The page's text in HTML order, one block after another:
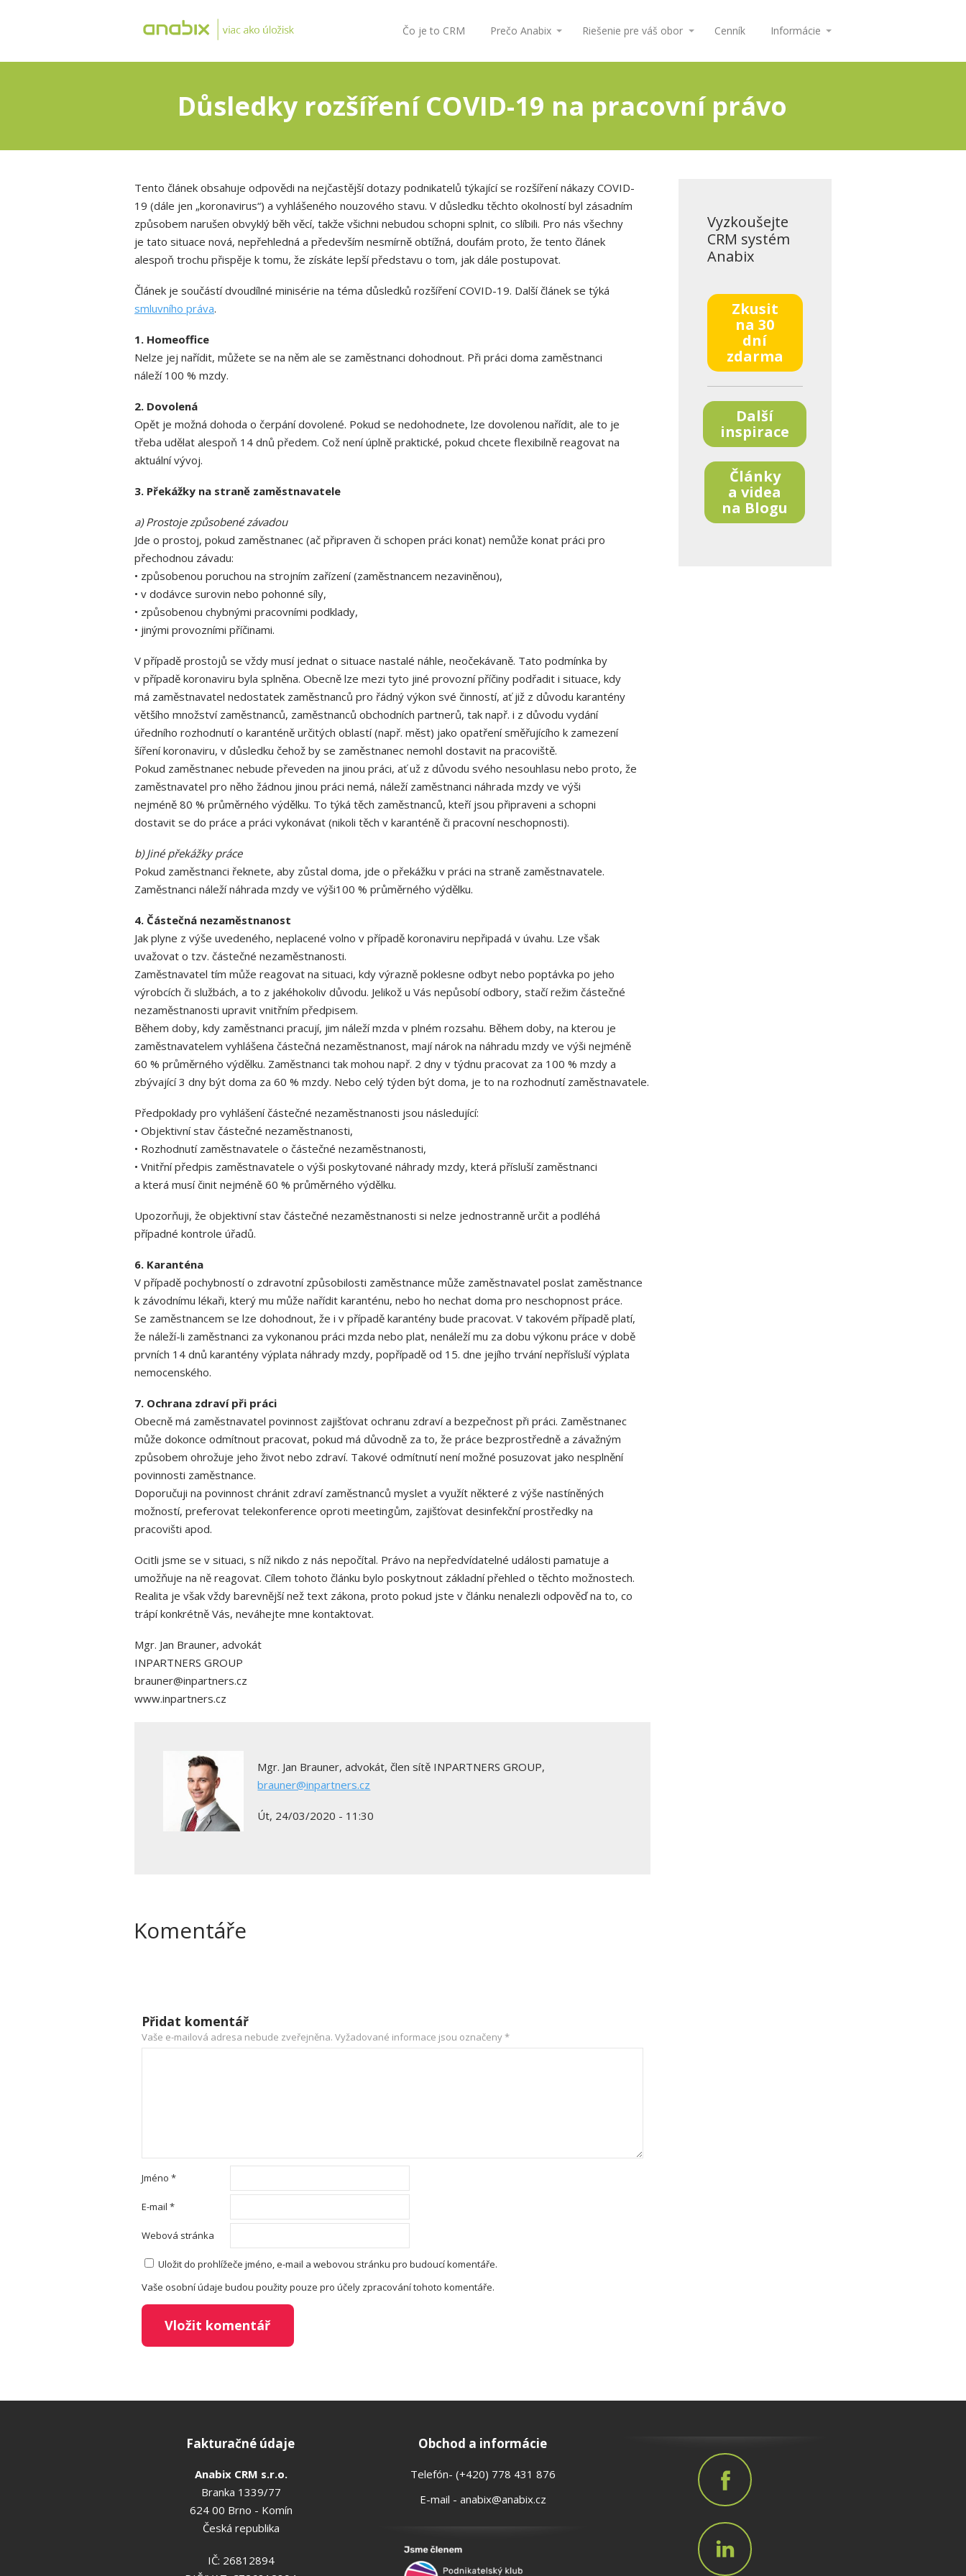
Čo je to CRM Prečo Anabix Riešenie pre váš obor Cenník Informácie
Důsledky rozšíření COVID-19 na pracovní právo
Tento článek obsahuje odpovědi na nejčastější dotazy podnikatelů týkající se rozšíření nákazy COVID-
19 (dále jen „koronavirus“) a vyhlášeného nouzového stavu. V důsledku těchto okolností byl zásadním
způsobem narušen obvyklý běh věcí, takže všichni nebudou schopni splnit, co slíbili. Pro nás všechny
je tato situace nová, nepřehledná a především nesmírně obtížná, doufám proto, že tento článek
alespoň trochu přispěje k tomu, že získáte lepší představu o tom, jak dále postupovat.
Článek je součástí dvoudílné minisérie na téma důsledků rozšíření COVID-19. Další článek se týká
smluvního práva.
1. Homeoffice
Nelze jej nařídit, můžete se na něm ale se zaměstnanci dohodnout. Při práci doma zaměstnanci
náleží 100 % mzdy.
2. Dovolená
Opět je možná dohoda o čerpání dovolené. Pokud se nedohodnete, lze dovolenou nařídit, ale to je
třeba udělat alespoň 14 dnů předem. Což není úplně praktické, pokud chcete flexibilně reagovat na
aktuální vývoj.
3. Překážky na straně zaměstnavatele
a) Prostoje způsobené závadou
Jde o prostoj, pokud zaměstnanec (ač připraven či schopen práci konat) nemůže konat práci pro
přechodnou závadu:
• způsobenou poruchou na strojním zařízení (zaměstnancem nezaviněnou),
• v dodávce surovin nebo pohonné síly,
• způsobenou chybnými pracovními podklady,
• jinými provozními příčinami.
V případě prostojů se vždy musí jednat o situace nastalé náhle, neočekávaně. Tato podmínka by
v případě koronaviru byla splněna. Obecně lze mezi tyto jiné provozní příčiny podřadit i situace, kdy
má zaměstnavatel nedostatek zaměstnanců pro řádný výkon své činností, ať již z důvodu karantény
většího množství zaměstnanců, zaměstnanců obchodních partnerů, tak např. i z důvodu vydání
úředního rozhodnutí o karanténě určitých oblastí (např. měst) jako opatření směřujícího k zamezení
šíření koronaviru, v důsledku čehož by se zaměstnanec nemohl dostavit na pracoviště.
Pokud zaměstnanec nebude převeden na jinou práci, ať už z důvodu svého nesouhlasu nebo proto, že
zaměstnavatel pro něho žádnou jinou práci nemá, náleží zaměstnanci náhrada mzdy ve výši
nejméně 80 % průměrného výdělku. To týká těch zaměstnanců, kteří jsou připraveni a schopni
dostavit se do práce a práci vykonávat (nikoli těch v karanténě či pracovní neschopnosti).
b) Jiné překážky práce
Pokud zaměstnanci řeknete, aby zůstal doma, jde o překážku v práci na straně zaměstnavatele.
Zaměstnanci náleží náhrada mzdy ve výši100 % průměrného výdělku.
4. Částečná nezaměstnanost
Jak plyne z výše uvedeného, neplacené volno v případě koronaviru nepřipadá v úvahu. Lze však
uvažovat o tzv. částečné nezaměstnanosti.
Zaměstnavatel tím může reagovat na situaci, kdy výrazně poklesne odbyt nebo poptávka po jeho
výrobcích či službách, a to z jakéhokoliv důvodu. Jelikož u Vás nepůsobí odbory, stačí režim částečné
nezaměstnanosti upravit vnitřním předpisem.
Během doby, kdy zaměstnanci pracují, jim náleží mzda v plném rozsahu. Během doby, na kterou je
zaměstnavatelem vyhlášena částečná nezaměstnanost, mají nárok na náhradu mzdy ve výši nejméně
60 % průměrného výdělku. Zaměstnanci tak mohou např. 2 dny v týdnu pracovat za 100 % mzdy a
zbývající 3 dny být doma za 60 % mzdy. Nebo celý týden být doma, je to na rozhodnutí zaměstnavatele.
Předpoklady pro vyhlášení částečné nezaměstnanosti jsou následující:
• Objektivní stav částečné nezaměstnanosti,
• Rozhodnutí zaměstnavatele o částečné nezaměstnanosti,
• Vnitřní předpis zaměstnavatele o výši poskytované náhrady mzdy, která přísluší zaměstnanci
a která musí činit nejméně 60 % průměrného výdělku.
Upozorňuji, že objektivní stav částečné nezaměstnanosti si nelze jednostranně určit a podléhá
případné kontrole úřadů.
6. Karanténa
V případě pochybností o zdravotní způsobilosti zaměstnance může zaměstnavatel poslat zaměstnance
k závodnímu lékaři, který mu může nařídit karanténu, nebo ho nechat doma pro neschopnost práce.
Se zaměstnancem se lze dohodnout, že i v případě karantény bude pracovat. V takovém případě platí,
že náleží-li zaměstnanci za vykonanou práci mzda nebo plat, nenáleží mu za dobu výkonu práce v době
prvních 14 dnů karantény výplata náhrady mzdy, popřípadě od 15. dne jejího trvání nepřísluší výplata
nemocenského.
7. Ochrana zdraví při práci
Obecně má zaměstnavatel povinnost zajišťovat ochranu zdraví a bezpečnost při práci. Zaměstnanec
může dokonce odmítnout pracovat, pokud má důvodně za to, že práce bezprostředně a závažným
způsobem ohrožuje jeho život nebo zdraví. Takové odmítnutí není možné posuzovat jako nesplnění
povinnosti zaměstnance.
Doporučuji na povinnost chránit zdraví zaměstnanců myslet a využít některé z výše nastíněných
možností, preferovat telekonference oproti meetingům, zajišťovat desinfekční prostředky na
pracovišti apod.
Ocitli jsme se v situaci, s níž nikdo z nás nepočítal. Právo na nepředvídatelné události pamatuje a
umožňuje na ně reagovat. Cílem tohoto článku bylo poskytnout základní přehled o těchto možnostech.
Realita je však vždy barevnější než text zákona, proto pokud jste v článku nenalezli odpověď na to, co
trápí konkrétně Vás, neváhejte mne kontaktovat.
Mgr. Jan Brauner, advokát
INPARTNERS GROUP
brauner@inpartners.cz
www.inpartners.cz
Mgr. Jan Brauner, advokát, člen sítě INPARTNERS GROUP,
brauner@inpartners.cz
Út, 24/03/2020 - 11:30
Komentáře
Přidat komentář
Vaše e-mailová adresa nebude zveřejněna. Vyžadované informace jsou označeny*
Jméno *
E-mail *
Webová stránka
Uložit do prohlížeče jméno, e-mail a webovou stránku pro budoucí komentáře.
Vaše osobní údaje budou použity pouze pro účely zpracování tohoto komentáře.
Vyzkoušejte
CRM systém
Anabix
Zkusit
na 30
dní
zdarma
Další
inspirace
Články
a videa
na Blogu
Fakturačné údaje
Anabix CRM s.r.o.
Branka 1339/77
624 00 Brno - Komín
Česká republika
IČ: 26812894
Obchod a informácie
Telefón- (+420) 778 431 876
E-mail - anabix@anabix.cz